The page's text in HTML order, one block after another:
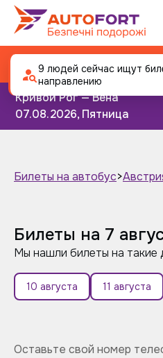
Автобус Кривой
Кривой Рог — Вена
07.08.2026, Пятница
Билеты на автобус>
Билеты на 7
Мы нашли билеты на такие
10 августа 11 августа
Оставьте свой номер
9 людей сейчас ищут
направлению